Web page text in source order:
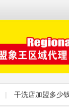
| 干洗店加盟多少